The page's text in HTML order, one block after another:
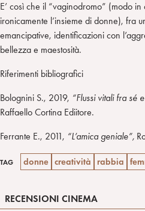
E’ così che il “vaginodromo” (modo
ironicamente l’insieme di donne), fra
emancipative, identificazioni con
bellezza e maestosità.
Riferimenti bibliografici
Bolognini S., 2019, “Flussi vitali fra sé
Raffaello Cortina Ediitore.
Ferrante E., 2011, “L’amica geniale”,
TAG donne creatività rabbia
RECENSIONI CINEMA